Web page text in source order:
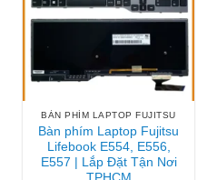
BÀN PHÍM LAPTOP FUJITSU
Bàn phím Laptop Fujitsu
Lifebook E554, E556,
E557 | Lắp Đặt Tận Nơi